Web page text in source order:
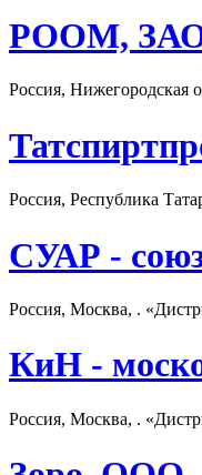
РООМ,
Россия, Нижегородская
Россия, Республика
СУАР -
Россия, Москва, .
КиН -
Россия, Москва, .